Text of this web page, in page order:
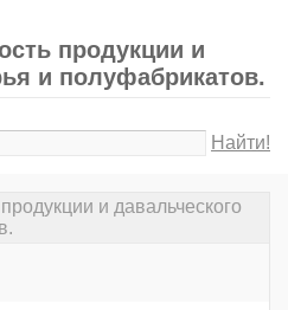
продукции и
и полуфабрикатов.
Найти!
и давальческого